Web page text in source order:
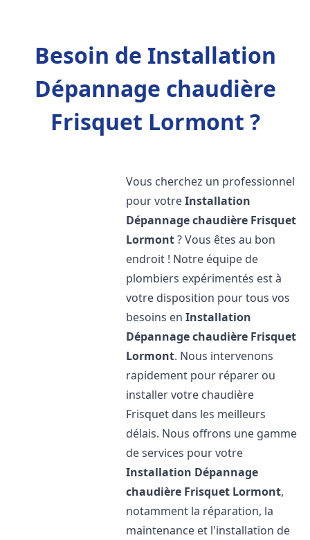
Besoin de Installation
Dépannage chaudière
Frisquet Lormont ?
Vous cherchez un professionnel
pour votreInstallation
Dépannage chaudière Frisquet
Lormont? Vous êtes au bon
endroit ! Notre équipe de
plombiers expérimentés est à
votre disposition pour tous vos
besoins enInstallation
Dépannage chaudière Frisquet
Lormont. Nous intervenons
rapidement pour réparer ou
installer votre chaudière
Frisquet dans les meilleurs
délais. Nous offrons une gamme
de services pour votre
Installation Dépannage
chaudière Frisquet Lormont,
notamment la réparation, la
maintenance et l'installation de